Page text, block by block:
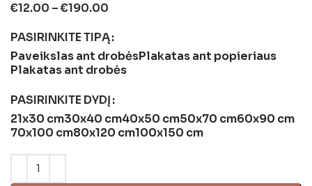
€12.00 –€190.00
PASIRINKITE TIPĄ
Paveikslas ant drobėsPlakatas ant popieriaus
Plakatas ant drobės
PASIRINKITE DYDĮ
21x30 cm30x40 cm40x50 cm50x70 cm60x90 cm
70x100 cm80x120 cm100x150 cm